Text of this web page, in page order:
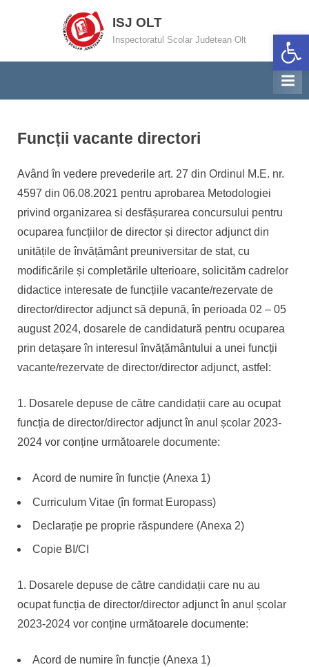
Deschide
ISJ OLT
Inspectoratul Scolar Judetean Olt
Funcții vacante directori
01/08/2024
Management institutional Inspector
Având în vedere prevederile art. 27 din Ordinul M.E. nr.
4597 din 06.08.2021 pentru aprobarea Metodologiei
privind organizarea si desfășurarea concursului pentru
ocuparea funcțiilor de director și director adjunct din
unitățile de învățământ preuniversitar de stat, cu
modificările și completările ulterioare, solicităm cadrelor
didactice interesate de funcțiile vacante/rezervate de
director/director adjunct să depună, în perioada 02 – 05
august 2024, dosarele de candidatură pentru ocuparea
prin detașare în interesul învățământului a unei funcții
vacante/rezervate de director/director adjunct, astfel:
Dosarele depuse de către candidații care au ocupat
funcția de director/director adjunct în anul școlar 2023-
2024 vor conține următoarele documente:
Acord de numire în funcție (Anexa 1)
Curriculum Vitae (în format Europass)
Declarație pe proprie răspundere (Anexa 2)
Copie BI/CI
Dosarele depuse de către candidații care nu au
ocupat funcția de director/director adjunct în anul școlar
2023-2024 vor conține următoarele documente:
Acord de numire în funcție (Anexa 1)